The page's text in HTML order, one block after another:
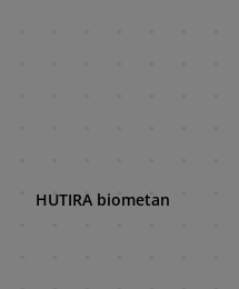
HUTIRA biometan